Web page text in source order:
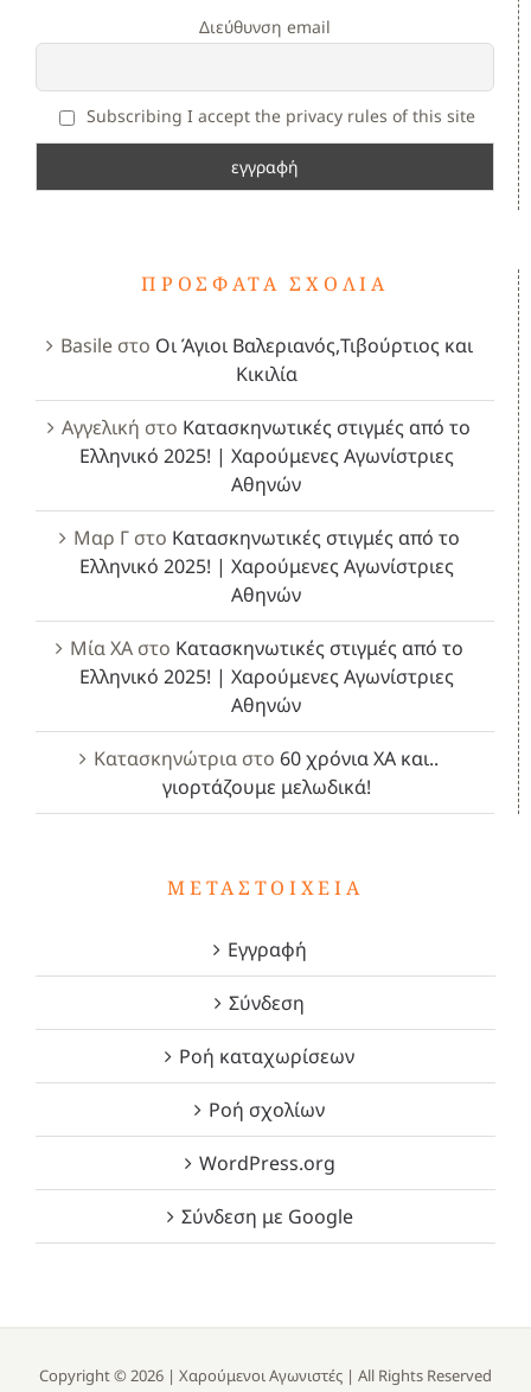
Διεύθυνση email
Subscribing I accept the privacy rules of this site
ΠΡΌΣΦΑΤΑ ΣΧΌΛΙΑ
Basileστο Οι Άγιοι Βαλεριανός,Τιβούρτιος και
Κικιλία
Αγγελική στο Κατασκηνωτικές στιγμές από το
Ελληνικό 2025! | Χαρούμενες Αγωνίστριες
Αθηνών
Μαρ Γστο Κατασκηνωτικές στιγμές από το
Ελληνικό 2025! | Χαρούμενες Αγωνίστριες
Αθηνών
Μία ΧΑστο Κατασκηνωτικές στιγμές από το
Ελληνικό 2025! | Χαρούμενες Αγωνίστριες
Αθηνών
Κατασκηνώτρια στο 60 χρόνια ΧΑ και..
γιορτάζουμε μελωδικά!
ΜΕΤΑΣΤΟΙΧΕΊΑ
Εγγραφή
Σύνδεση
Ροή καταχωρίσεων
Ροή σχολίων
WordPress.org
Σύνδεση με Google
Copyright © 2026 | Χαρούμενοι Αγωνιστές | All Rights Reserved